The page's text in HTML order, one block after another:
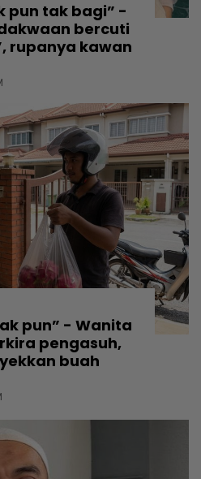
pun tak bagi” -
bercuti
rupanya kawan
pun” - Wanita
pengasuh,
buah